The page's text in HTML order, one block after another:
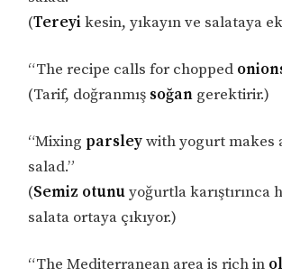
(Tereyikesin, yıkayın ve salataya
“The recipe calls for chopped
(Tarif, doğranmış soğan gerektirir.)
“Mixing parsleywith yogurt makes
salad.”
(Semiz otunuyoğurtla karıştırınca
salata ortaya çıkıyor.)
“The Mediterranean area is rich in